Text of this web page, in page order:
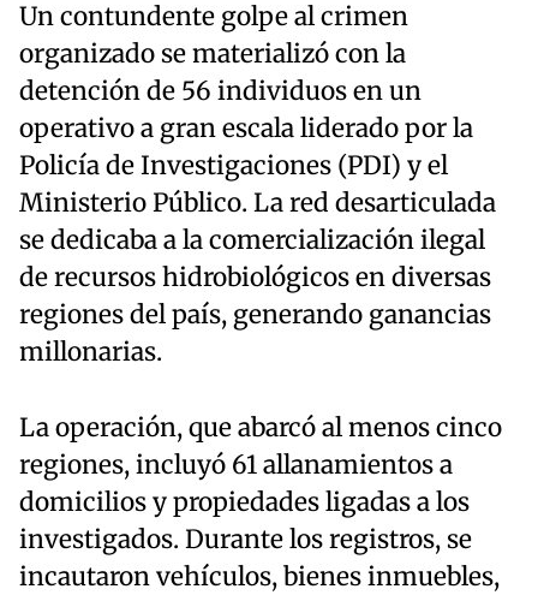
Un contundente golpe al crimen
organizado se materializó con la
detención de 56 individuos en un
operativo a gran escala liderado por la
Policía de Investigaciones (PDI) y el
Ministerio Público. La red desarticulada
se dedicaba a la comercialización ilegal
de recursos hidrobiológicos en diversas
regiones del país, generando ganancias
millonarias.
La operación, que abarcó al menos cinco
regiones, incluyó 61 allanamientos a
domicilios y propiedades ligadas a los
investigados. Durante los registros, se
incautaron vehículos, bienes inmuebles,